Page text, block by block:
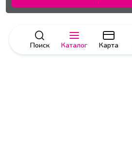
Поиск Каталог Карта